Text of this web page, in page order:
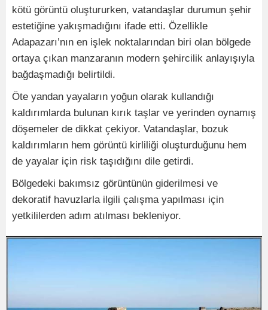
kötü görüntü oluştururken, vatandaşlar durumun şehir
estetiğine yakışmadığını ifade etti. Özellikle
Adapazarı’nın en işlek noktalarından biri olan bölgede
ortaya çıkan manzaranın modern şehircilik anlayışıyla
bağdaşmadığı belirtildi.
Öte yandan yayaların yoğun olarak kullandığı
kaldırımlarda bulunan kırık taşlar ve yerinden oynamış
döşemeler de dikkat çekiyor. Vatandaşlar, bozuk
kaldırımların hem görüntü kirliliği oluşturduğunu hem
de yayalar için risk taşıdığını dile getirdi.
Bölgedeki bakımsız görüntünün giderilmesi ve
dekoratif havuzlarla ilgili çalışma yapılması için
yetkililerden adım atılması bekleniyor.